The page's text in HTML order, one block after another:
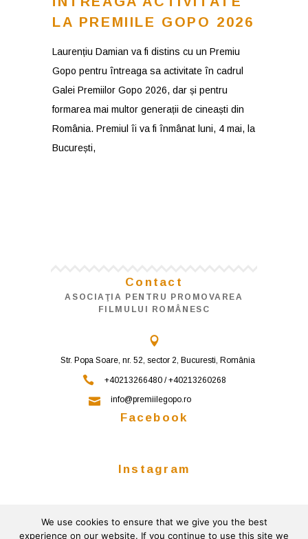
LA PREMIILE GOPO 2026
Laurențiu Damian va fi distins cu un Premiu
Gopo pentru întreaga sa activitate în cadrul
Galei Premiilor Gopo 2026, dar și pentru
formarea mai multor generații de cineaști din
România. Premiul îi va fi înmânat luni, 4 mai, la
București,
Contact
ASOCIAŢIA PENTRU PROMOVAREA
FILMULUI ROMÂNESC
Str. Popa Soare, nr. 52, sector 2, Bucuresti, România
+40213266480 / +40213260268
info@premiilegopo.ro
Facebook
Instagram
Follow on Instagram
We use cookies to ensure that we give you the best
experience on our website. If you continue to use this site we